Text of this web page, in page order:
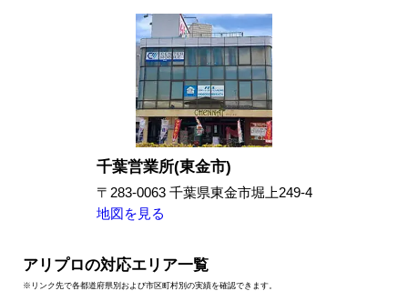
千葉営業所(東金市)
〒283-0063 千葉県東金市堀上249-4
地図を見る
アリプロの対応エリア一覧
※リンク先で各都道府県別および市区町村別の実績を確認できます。